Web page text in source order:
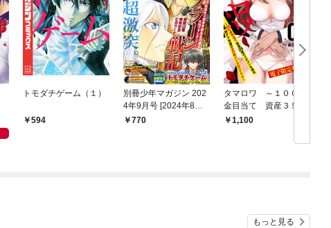
トモダチゲーム（１）
594
別冊少年マガジン 202
4年9月号 [2024年8月8
日発売]
770
タマロワ ～１００％
金目当て 資産３５億
のイケメンを巡る訳ア
ロワイヤル～ 【電子
1,100
もっと見る